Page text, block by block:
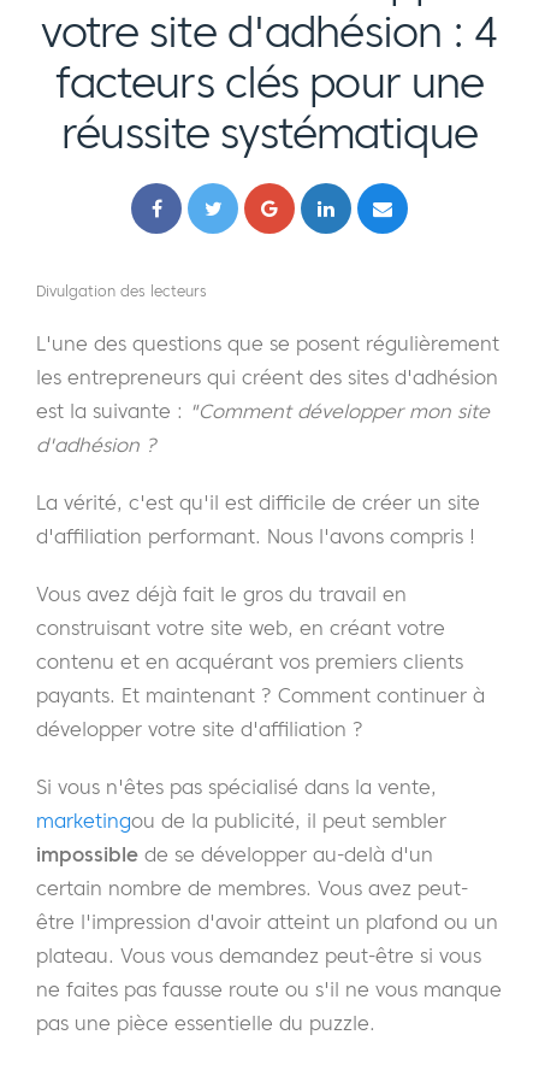
votre site d'adhésion : 4
facteurs clés pour une
réussite systématique
Divulgation des lecteurs
L'une des questions que se posent régulièrement
les entrepreneurs qui créent des sites d'adhésion
est la suivante : "Comment développer mon site
d'adhésion ?
La vérité, c'est qu'il est difficile de créer un site
d'affiliation performant. Nous l'avons compris !
Vous avez déjà fait le gros du travail en
construisant votre site web, en créant votre
contenu et en acquérant vos premiers clients
payants. Et maintenant ? Comment continuer à
développer votre site d'affiliation ?
Si vous n'êtes pas spécialisé dans la vente,
marketingou de la publicité, il peut sembler
impossible de se développer au-delà d'un
certain nombre de membres. Vous avez peut-
être l'impression d'avoir atteint un plafond ou un
plateau. Vous vous demandez peut-être si vous
ne faites pas fausse route ou s'il ne vous manque
pas une pièce essentielle du puzzle.